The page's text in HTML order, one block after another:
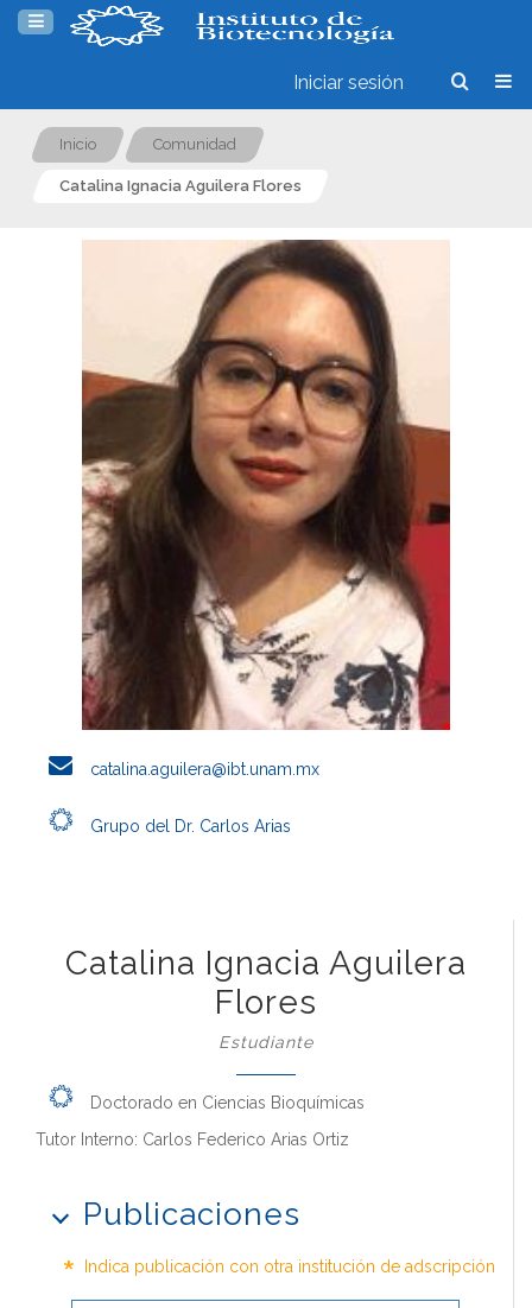
Iniciar sesión
Inicio Comunidad
Catalina Ignacia Aguilera Flores
catalina.aguilera@ibt.unam.mx
Grupo del Dr. Carlos Arias
Catalina Ignacia Aguilera
Flores
Estudiante
Doctorado en Ciencias Bioquímicas
Tutor Interno: Carlos Federico Arias Ortiz
Publicaciones
* Indica publicación con otra institución de adscripción